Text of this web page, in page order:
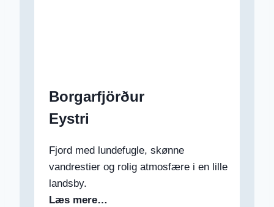
Borgarfjörður
Eystri
Fjord med lundefugle, skønne
vandrestier og rolig atmosfære i en lille
landsby.
Læs mere…